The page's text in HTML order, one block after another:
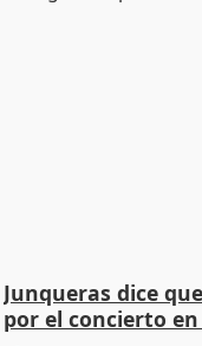
Junqueras dice
por el concierto